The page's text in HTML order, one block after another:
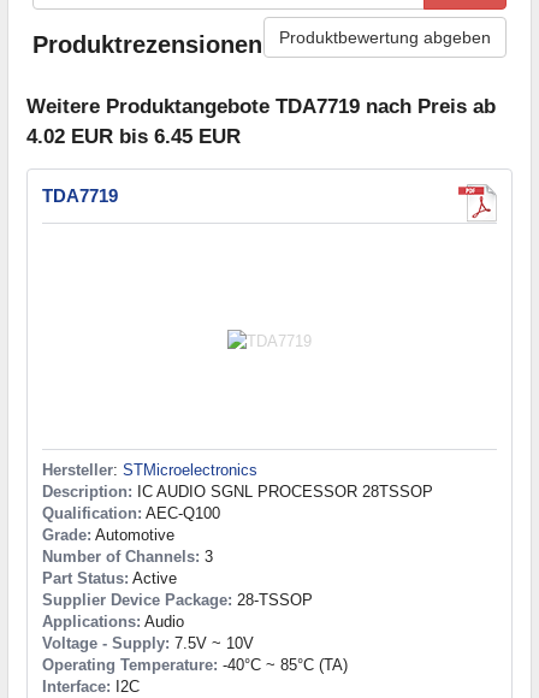
Produktrezensionen Produktbewertung abgeben
Weitere Produktangebote TDA7719 nach Preis ab
4.02 EUR bis 6.45 EUR
TDA7719
Hersteller: STMicroelectronics
Description: IC AUDIO SGNL PROCESSOR 28TSSOP
Qualification: AEC-Q100
Grade: Automotive
Number of Channels: 3
Part Status: Active
Supplier Device Package: 28-TSSOP
Applications: Audio
Voltage - Supply: 7.5V ~ 10V
Operating Temperature: -40°C ~ 85°C (TA)
Interface: I2C